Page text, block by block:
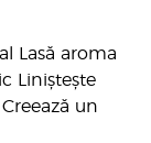
Lasă aroma
Liniștește
un